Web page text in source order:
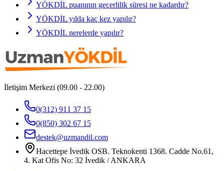
YÖKDİL puanının geçerlilik süresi ne kadardır?
YÖKDİL yılda kaç kez yapılır?
YÖKDİL nerelerde yapılır?
İletişim Merkezi (09.00 - 22.00)
0(312) 911 37 15
0(850) 302 67 15
destek@uzmandil.com
Hacettepe İvedik OSB. Teknokenti 1368. Cadde No.61,
4. Kat Ofis No: 32 İvedik / ANKARA